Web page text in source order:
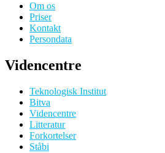
Om os
Priser
Kontakt
Persondata
Videncentre
Teknologisk Institut
Bitva
Videncentre
Litteratur
Forkortelser
Ståbi